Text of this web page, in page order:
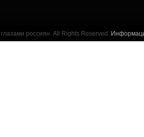
россиян. All Rights Reserved.